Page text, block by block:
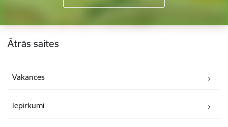
Kājene
Ātrās saites
Vakances
Iepirkumi